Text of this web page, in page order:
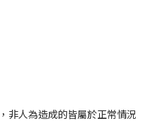
非人為造成的皆屬於正常情況